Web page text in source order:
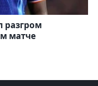
разгром
матче